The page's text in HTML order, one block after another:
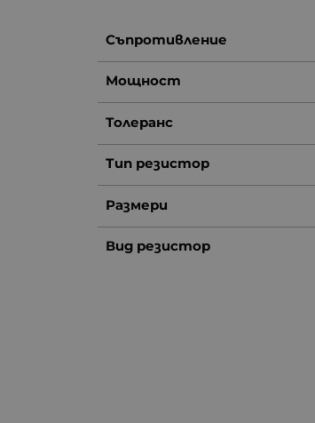
Съпротивление
Мощност
Толеранс
Тип резистор
Размери
Вид резистор